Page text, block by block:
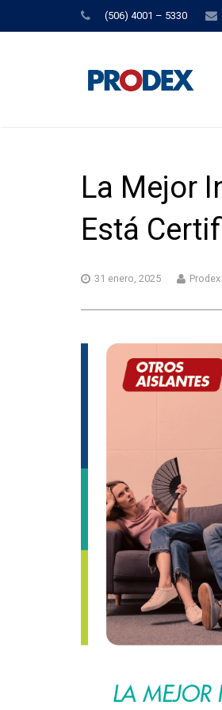
(506) 4001 – 5330
La Mejor
Está
31 enero, 2025 Prodex